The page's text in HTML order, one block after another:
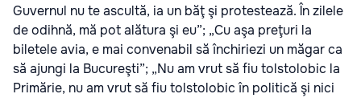
Guvernul nu te ascultă, ia un băţ şi protestează. În zilele
de odihnă, mă pot alătura şi eu”; „Cu aşa preţuri la
biletele avia, e mai convenabil să închiriezi un măgar ca
să ajungi la Bucureşti”; „Nu am vrut să fiu tolstolobic la
Primărie, nu am vrut să fiu tolstolobic în politică şi nici